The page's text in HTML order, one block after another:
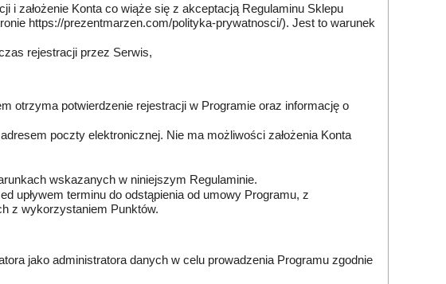
i założenie Konta co wiąże się z akceptacją Regulaminu Sklepu
https://prezentmarzen.com/polityka-prywatnosci/). Jest to warunek
rejestracji przez Serwis,
otrzyma potwierdzenie rejestracji w Programie oraz informację o
poczty elektronicznej. Nie ma możliwości założenia Konta
wskazanych w niniejszym Regulaminie.
upływem terminu do odstąpienia od umowy Programu, z
z wykorzystaniem Punktów.
jako administratora danych w celu prowadzenia Programu zgodnie